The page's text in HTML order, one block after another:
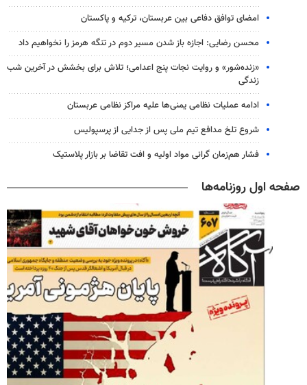
امضای توافق دفاعی بین عربستان، ترکیه و پاکستان
محسن رضایی: اجازه باز شدن مسیر دوم در تنگه هرمز را نخواهیم داد
«زنده‌شور» و روایت نجات پنج اعدامی؛ تلاش برای بخشش در آخرین شب
زندگی
ادامه عملیات نظامی یمنی‌ها علیه مراکز نظامی عربستان
شروع تلخ مدافع تیم ملی پس از جدایی از پرسپولیس
فشار هم‌زمان گرانی مواد اولیه و افت تقاضا بر بازار پلاستیک
صفحه اول روزنامه‌ها